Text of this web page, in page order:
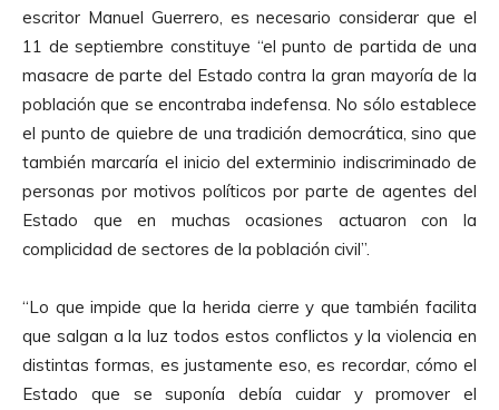
escritor Manuel Guerrero, es necesario considerar que el
11 de septiembre constituye “el punto de partida de una
masacre de parte del Estado contra la gran mayoría de la
población que se encontraba indefensa. No sólo establece
el punto de quiebre de una tradición democrática, sino que
también marcaría el inicio del exterminio indiscriminado de
personas por motivos políticos por parte de agentes del
Estado que en muchas ocasiones actuaron con la
complicidad de sectores de la población civil”.
“Lo que impide que la herida cierre y que también facilita
que salgan a la luz todos estos conflictos y la violencia en
distintas formas, es justamente eso, es recordar, cómo el
Estado que se suponía debía cuidar y promover el